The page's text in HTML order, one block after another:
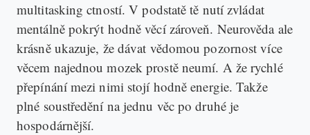
multitasking ctností. V podstatě tě nutí zvládat
mentálně pokrýt hodně věcí zároveň. Neurověda ale
krásně ukazuje, že dávat vědomou pozornost více
věcem najednou mozek prostě neumí. A že rychlé
přepínání mezi nimi stojí hodně energie. Takže
plné soustředění na jednu věc po druhé je
hospodárnější.